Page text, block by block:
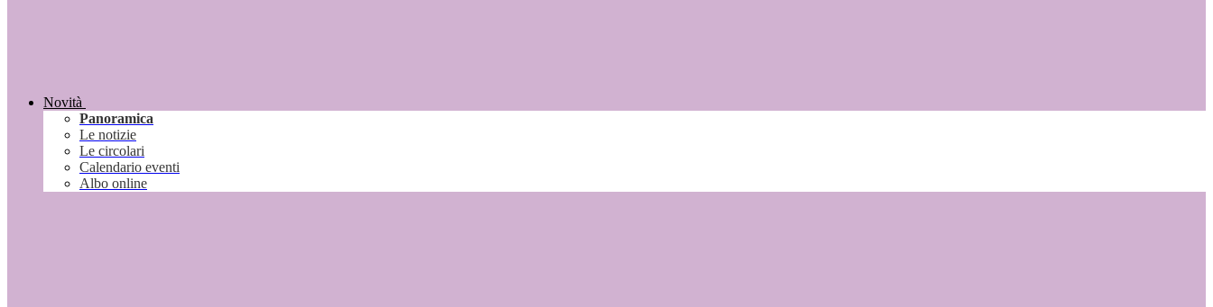
Novità
Panoramica
Le notizie
Le circolari
Calendario eventi
Albo online